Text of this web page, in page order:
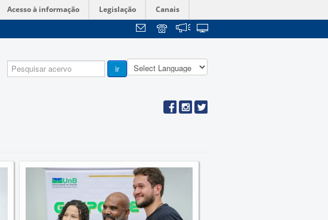
Acesso à informação Legislação Canais
Pesquisa ir